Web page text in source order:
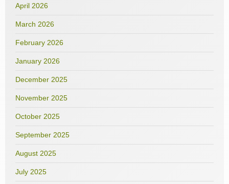
April 2026
March 2026
February 2026
January 2026
December 2025
November 2025
October 2025
September 2025
August 2025
July 2025